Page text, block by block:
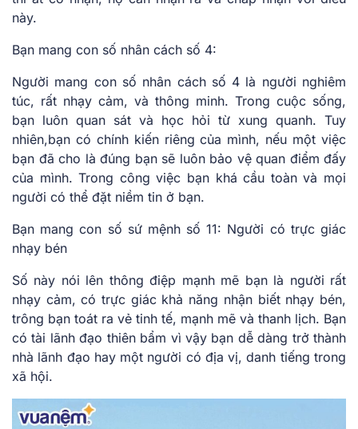
này.
Bạn mang con số nhân cách số 4:
Người mang con số nhân cách số 4 là người nghiêm
túc, rất nhạy cảm, và thông minh. Trong cuộc sống,
bạn luôn quan sát và học hỏi từ xung quanh. Tuy
nhiên,bạn có chính kiến riêng của mình, nếu một việc
bạn đã cho là đúng bạn sẽ luôn bảo vệ quan điểm đấy
của mình. Trong công việc bạn khá cầu toàn và mọi
người có thể đặt niềm tin ở bạn.
Bạn mang con số sứ mệnh số 11: Người có trực giác
nhạy bén
Số này nói lên thông điệp mạnh mẽ bạn là người rất
nhạy cảm, có trực giác khả năng nhận biết nhạy bén,
trông bạn toát ra vẻ tinh tế, mạnh mẽ và thanh lịch. Bạn
có tài lãnh đạo thiên bẩm vì vậy bạn dễ dàng trở thành
nhà lãnh đạo hay một người có địa vị, danh tiếng trong
xã hội.